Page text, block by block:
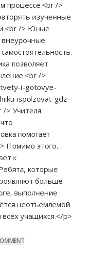
процессе.<br />
изученные
/> Юные
позволяет
/>
i-gotovye-
ispolzovat-gdz-
/> Учителя
помогает
Помимо этого,
к
которые
больше
выполнение
неотъемлемой
учащихся.</p>